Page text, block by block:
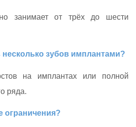
занимает от трёх до шести
зубов имплантами?
на имплантах или полной
ряда.
ограничения?